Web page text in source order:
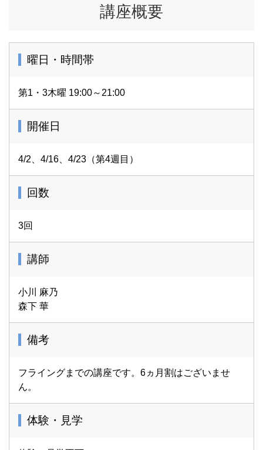
講座概要
曜日・時間帯
第1・3木曜 19:00～21:00
開催日
4/2、4/16、4/23（第4週目）
回数
3回
講師
小川 麻乃
森下 華
備考
フライングまでの講座です。6ヵ月割はございませ
ん。
体験・見学